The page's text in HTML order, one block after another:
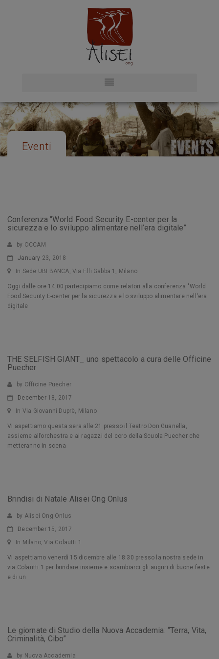
Eventi
Conferenza “World Food Security E-center per la
sicurezza e lo sviluppo alimentare nell’era digitale”
by OCCAM
January 23, 2018
In Sede UBI BANCA, Via F.lli Gabba 1, Milano
Oggi dalle ore 14.00 partecipiamo come relatori alla conferenza "World
Food Security E-center per la sicurezza e lo sviluppo alimentare nell'era
digitale
THE SELFISH GIANT_ uno spettacolo a cura delle Officine
Puecher
by Officine Puecher
December18, 2017
In Via Giovanni Duprè, Milano
Vi aspettiamo questa sera alle 21 presso il Teatro Don Guanella,
assieme all’orchestra e ai ragazzi del coro della Scuola Puecher che
metteranno in scena
Brindisi di Natale Alisei Ong Onlus
by Alisei Ong Onlus
December15, 2017
In Milano, Via Colautti 1
Vi aspettiamo venerdì 15 dicembre alle 18:30 presso la nostra sede in
via Colautti 1 per brindare insieme e scambiarci gli auguri di buone feste
e di un
Le giornate di Studio della Nuova Accademia: “Terra, Vita,
Criminalità, Cibo”
by Nuova Accademia